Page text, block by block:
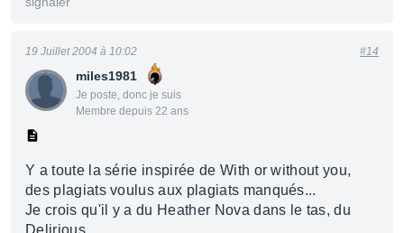
miles1981
Je poste, donc je suis
Membre depuis 22 ans
19 Juillet 2004 à 10:02 #14
Y a toute la série inspirée de With or without you,
des plagiats voulus aux plagiats manqués...
Je crois qu'il y a du Heather Nova dans le tas, du
Delirious, ...